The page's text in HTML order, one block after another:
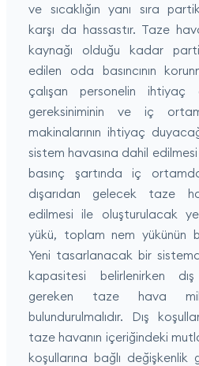
ve sıcaklığın yanı sıra
karşı da hassastır. Taze
kaynağı olduğu kadar
edilen oda basıncının
çalışan personelin
gereksiniminin ve iç
makinalarının ihtiyaç
sistem havasına dahil
basınç şartında iç
dışarıdan gelecek taze
edilmesi ile oluşturulacak
yükü, toplam nem yükünün
Yeni tasarlanacak bir
kapasitesi belirlenirken
gereken taze hava
bulundurulmalıdır. Dış
taze havanın içeriğindeki
koşullarına bağlı